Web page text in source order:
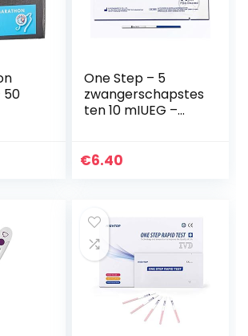
50
One Step – 5
zwangerschapstes
ten 10 mIUEG –
€6.40